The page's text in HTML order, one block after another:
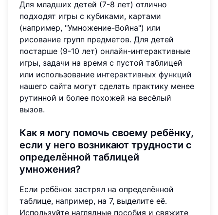
Для младших детей (7-8 лет) отлично
подходят игры с кубиками, картами
(например, "Умножение-Война") или
рисование групп предметов. Для детей
постарше (9-10 лет) онлайн-интерактивные
игры, задачи на время с пустой таблицей
или использование интерактивных функций
нашего сайта могут сделать практику менее
рутинной и более похожей на весёлый
вызов.
Как я могу помочь своему ребёнку,
если у него возникают трудности с
определённой таблицей
умножения?
Если ребёнок застрял на определённой
таблице, например, на 7, выделите её.
Используйте наглядные пособия и свяжите